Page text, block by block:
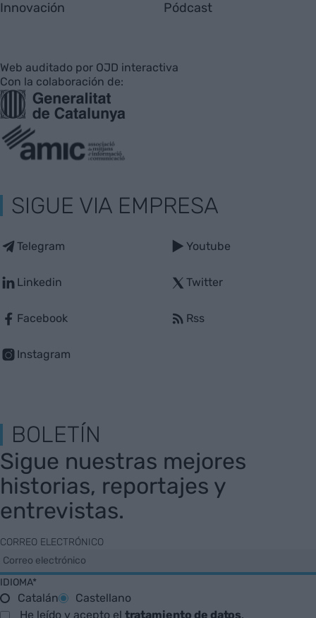
Innovación Pódcast
Web auditado por OJD interactiva
Con la colaboración de:
SIGUE VIA EMPRESA
Telegram
Linkedin
Facebook
Instagram
Youtube
Twitter
Rss
BOLETÍN
Sigue nuestras mejores
historias, reportajes y
entrevistas.
CORREO ELECTRÓNICO
IDIOMA*
Catalán
Castellano
He leído y acepto el tratamiento de datos.